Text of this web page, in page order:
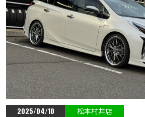
2025/04/10 松本村井店